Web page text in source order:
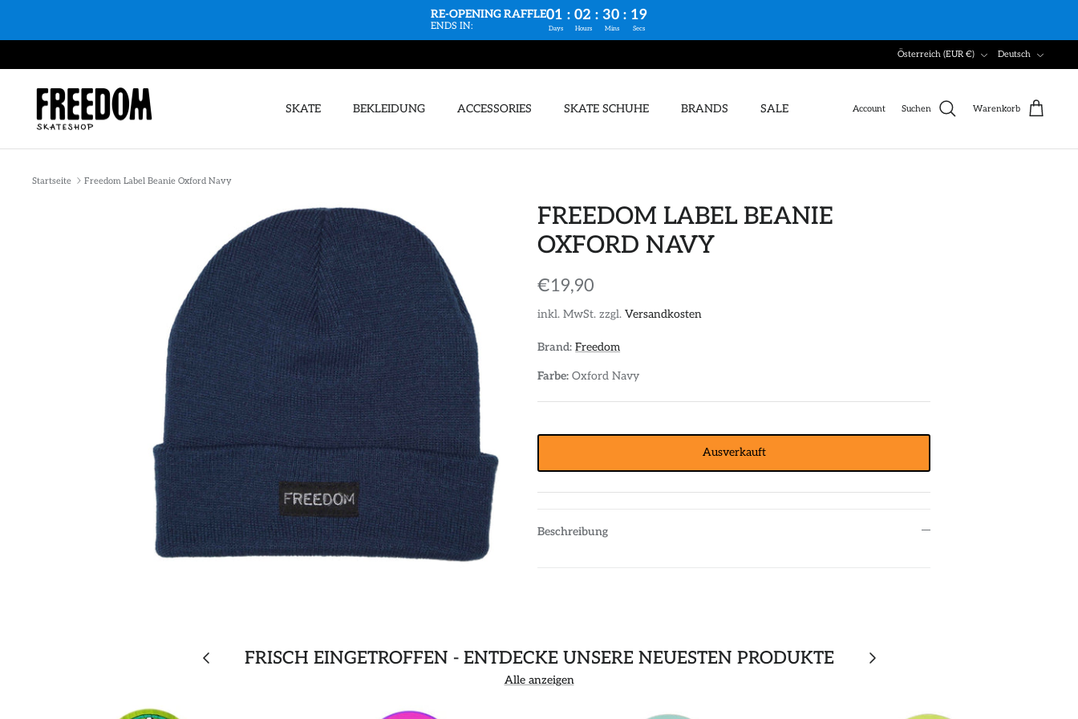
RE-OPENING RAFFLE
ENDS IN:
01 : 02 : 30 : 18
Days Hours Mins Secs
Währung
Österreich (EUR €) Deutsch
SKATE BEKLEIDUNG ACCESSORIES SKATE SCHUHE BRANDS SALE Account Suchen Warenkorb
Startseite Freedom Label Beanie Oxford Navy
FREEDOM LABEL BEANIE
OXFORD NAVY
€19,90
inkl. MwSt. zzgl.Versandkosten
Brand: Freedom
Farbe: Oxford Navy
Ausverkauft
Beschreibung
FRISCH EINGETROFFEN - ENTDECKE UNSERE NEUESTEN PRODUKTE
Alle anzeigen